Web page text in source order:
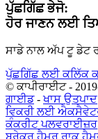
ਪੁੱਛਗਿੱਛ ਭੇਜੋ:
ਹੋਰ ਜਾਣਨ ਲਈ
ਸਾਡੇ ਨਾਲ ਅੱਪ ਟੂ ਡੇਟ
ਪੁੱਛਗਿੱਛ ਲਈ ਕਲਿੱਕ
© ਕਾਪੀਰਾਈਟ -
ਗਾਈਡ-ਖਾਸ ਉਤਪਾਦ
ਵਿਕਰੀ ਲਈ
ਕੰਕਰੀਟ ਪਲਵਰਾਈਜ਼ਰ
ਬ੍ਰੇਕਰ ਹੈਮਰ ਰਾਕ